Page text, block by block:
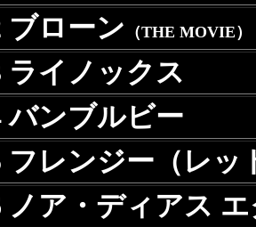
ブローン （THE MOVIE）
ライノックス
バンブルビー
フレンジー（レッ
ノア・ディアス